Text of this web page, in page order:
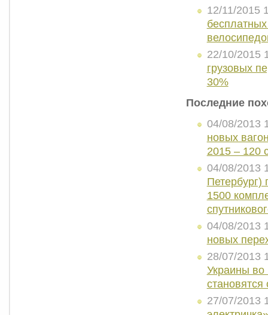
12/11/2015
22/10/2015
грузовых
30%
Последние
04/08/2013
новых
2015 – 120
04/08/2013
Петербург)
1500
04/08/2013
новых
28/07/2013
Украины во
27/07/2013